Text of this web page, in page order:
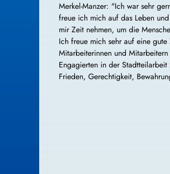
Merkel-Manzer: "Ich war sehr
freue ich mich auf das Leben
mir Zeit nehmen, um die
Ich freue mich sehr auf eine
Mitarbeiterinnen und
Engagierten in der
Frieden, Gerechtigkeit,